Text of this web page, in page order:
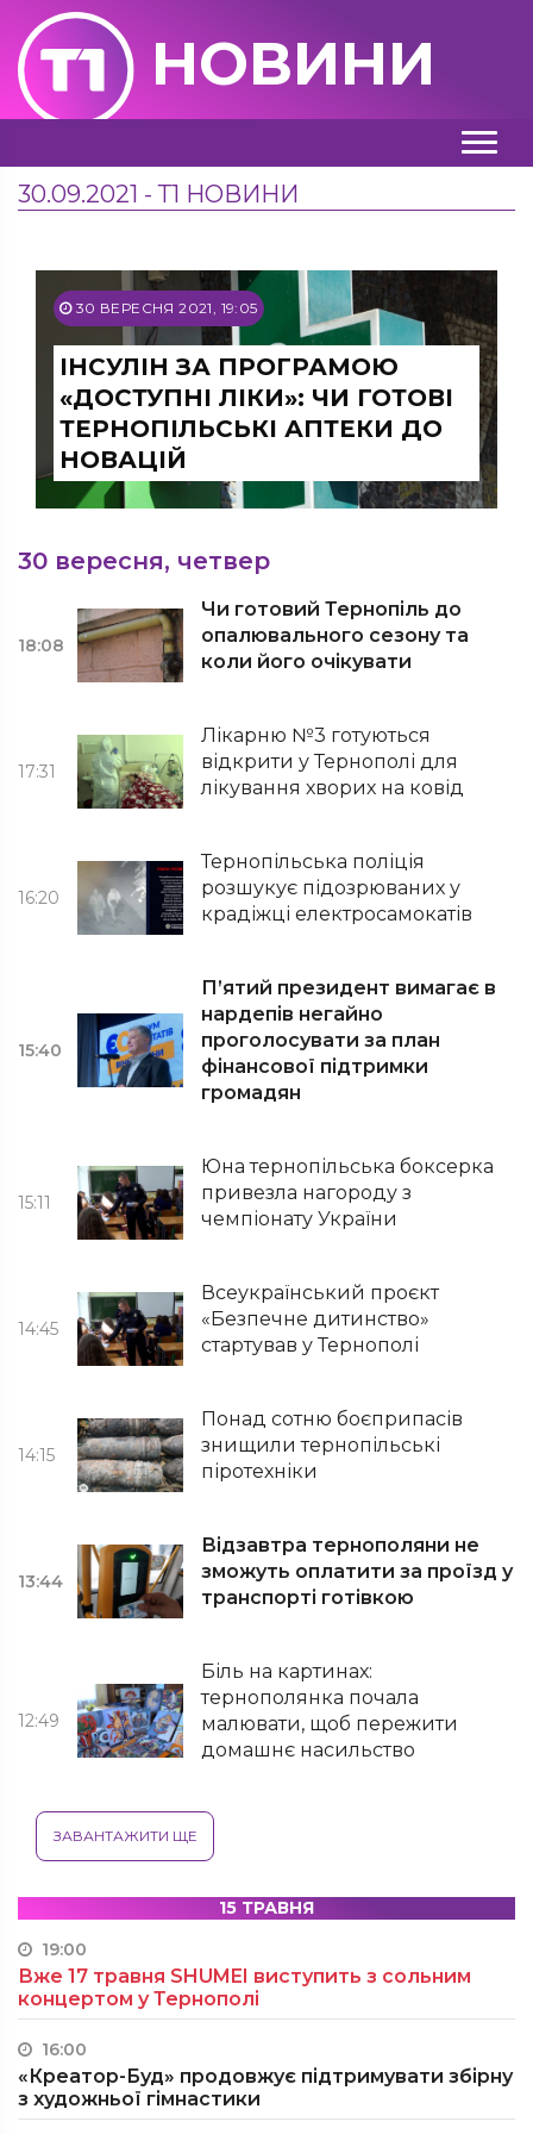
НОВИНИ
30.09.2021 - Т1 НОВИНИ
30 ВЕРЕСНЯ 2021, 19:05
ІНСУЛІН ЗА ПРОГРАМОЮ
«ДОСТУПНІ ЛІКИ»: ЧИ ГОТОВІ
ТЕРНОПІЛЬСЬКІ АПТЕКИ ДО
НОВАЦІЙ
30 вересня, четвер
18:08
Чи готовий Тернопіль до
опалювального сезону та
коли його очікувати
17:31
Лікарню №3 готуються
відкрити у Тернополі для
лікування хворих на ковід
16:20
Тернопільська поліція
розшукує підозрюваних у
крадіжці електросамокатів
15:40
П’ятий президент вимагає в
нардепів негайно
проголосувати за план
фінансової підтримки
громадян
15:11
Юна тернопільська боксерка
привезла нагороду з
чемпіонату України
14:45
Всеукраїнський проєкт
«Безпечне дитинство»
стартував у Тернополі
14:15
Понад сотню боєприпасів
знищили тернопільські
піротехніки
13:44
Відзавтра тернополяни не
зможуть оплатити за проїзд у
транспорті готівкою
12:49
Біль на картинах:
тернополянка почала
малювати, щоб пережити
домашнє насильство
ЗАВАНТАЖИТИ ЩЕ
15 ТРАВНЯ
19:00
Вже 17 травня SHUMEI виступить з сольним
концертом у Тернополі
16:00
«Креатор-Буд» продовжує підтримувати збірну
з художньої гімнастики